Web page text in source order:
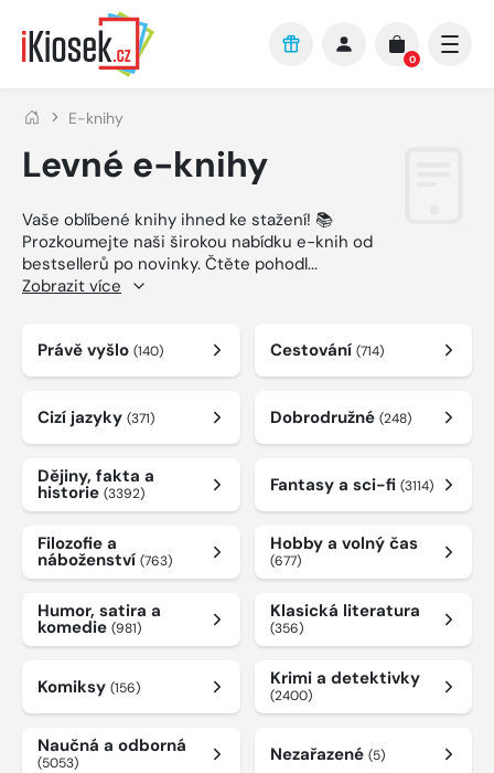
Přejít na hlavní obsah
0
E-knihy
Levné e-knihy
Vaše oblíbené knihy ihned ke stažení! 📚
Prozkoumejte naši širokou nabídku e-knih od
bestsellerů po novinky. Čtěte pohodl...
Zobrazit více
Právě vyšlo (140) Cestování (714)
Cizí jazyky (371) Dobrodružné (248)
Dějiny, fakta a
historie (3392) Fantasy a sci-fi (3114)
Filozofie a
náboženství (763)
Hobby a volný čas
(677)
Humor, satira a
komedie (981)
Klasická literatura
(356)
Komiksy (156) Krimi a detektivky
(2400)
Naučná a odborná
(5053) Nezařazené (5)